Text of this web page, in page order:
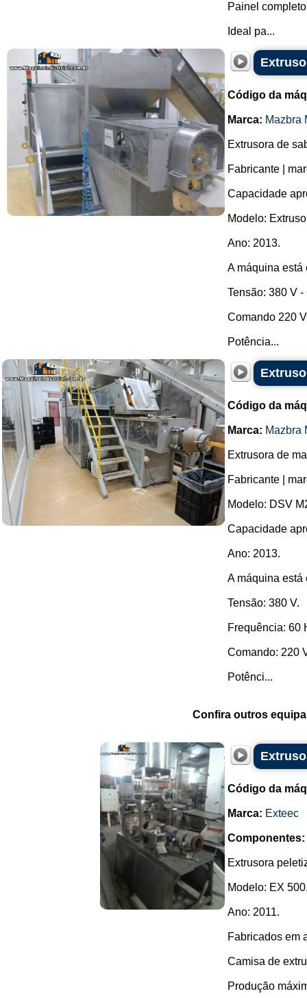
Painel
Ideal pa...
Código da
Marca: Mazbra
Extrusora de
Fabricante |
Capacidade
Modelo:
Ano: 2013.
A máquina está
Tensão: 380 V -
Comando 220
Potência...
Código da
Marca: Mazbra
Extrusora de
Fabricante |
Modelo: DSV
Capacidade
Ano: 2013.
A máquina está
Tensão: 380 V.
Frequência: 60
Comando: 220
Potênci...
Confira outros
Código da
Marca: Exteec
Componentes:
Extrusora
Modelo: EX
Ano: 2011.
Fabricados em
Camisa de
Produção